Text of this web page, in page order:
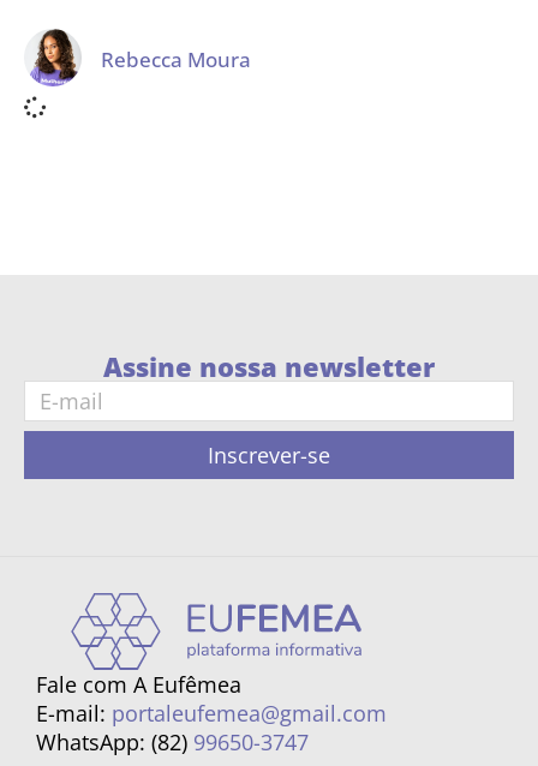
Rebecca Moura
Assine nossa newsletter
Inscrever-se
Fale com A Eufêmea
E-mail: portaleufemea@gmail.com
WhatsApp: (82) 99650-3747